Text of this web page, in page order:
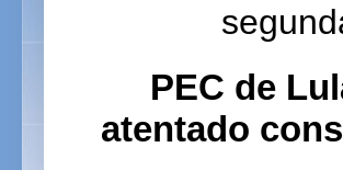
PEC de
atentado